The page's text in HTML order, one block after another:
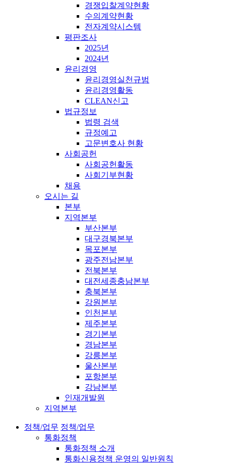
경쟁입찰계약현황
수의계약현황
전자계약시스템
평판조사
2025년
2024년
윤리경영
윤리경영실천규범
윤리경영활동
CLEAN신고
법규정보
법령 검색
규정예고
고문변호사 현황
사회공헌
사회공헌활동
사회기부현황
채용
오시는 길
본부
지역본부
부산본부
대구경북본부
목포본부
광주전남본부
전북본부
대전세종충남본부
충북본부
강원본부
인천본부
제주본부
경기본부
경남본부
강릉본부
울산본부
포항본부
강남본부
인재개발원
지역본부
정책/업무 정책/업무
통화정책
통화정책 소개
통화신용정책 운영의 일반원칙